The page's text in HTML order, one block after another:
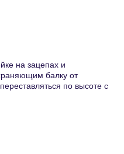
на зацепах и
балку от
по высоте с